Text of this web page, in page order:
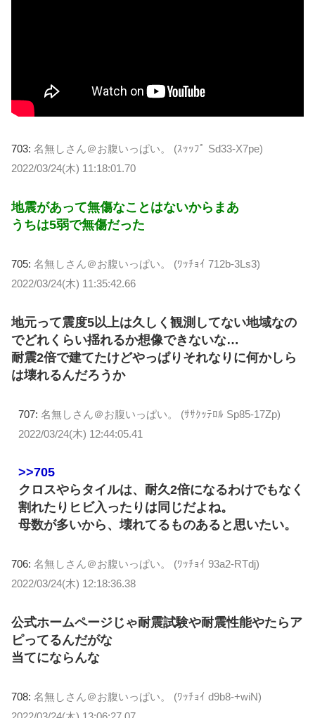
703: 名無しさん＠お腹いっぱい。 (ｽｯｯﾌﾟ Sd33-X7pe)
2022/03/24(木) 11:18:01.70
地震があって無傷なことはないからまあ
うちは5弱で無傷だった
705: 名無しさん＠お腹いっぱい。 (ﾜｯﾁｮｲ 712b-3Ls3)
2022/03/24(木) 11:35:42.66
地元って震度5以上は久しく観測してない地域なの
でどれくらい揺れるか想像できないな…
耐震2倍で建てたけどやっぱりそれなりに何かしら
は壊れるんだろうか
707: 名無しさん＠お腹いっぱい。 (ｻｻｸｯﾃﾛﾙ Sp85-17Zp)
2022/03/24(木) 12:44:05.41
>>705
クロスやらタイルは、耐久2倍になるわけでもなく
割れたりヒビ入ったりは同じだよね。
母数が多いから、壊れてるものあると思いたい。
706: 名無しさん＠お腹いっぱい。 (ﾜｯﾁｮｲ 93a2-RTdj)
2022/03/24(木) 12:18:36.38
公式ホームページじゃ耐震試験や耐震性能やたらア
ピってるんだがな
当てにならんな
708: 名無しさん＠お腹いっぱい。 (ﾜｯﾁｮｲ d9b8-+wiN)